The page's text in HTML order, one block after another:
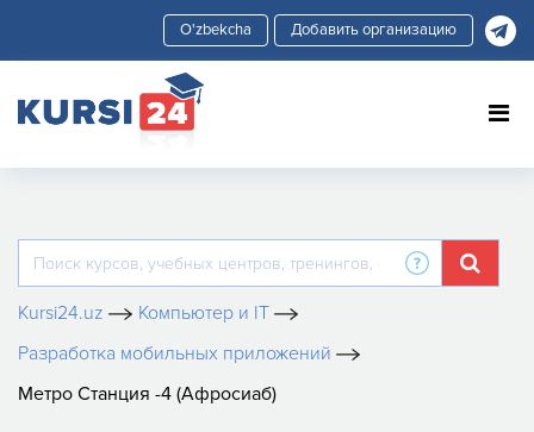
Добавить организацию
Kursi24.uz
Компьютер и IT
Разработка мобильных приложений
Метро Станция -4 (Афросиаб)